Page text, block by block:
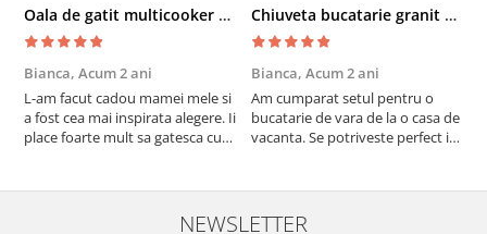
Oala de gatit multicooker 11 functii Instant Pot Pro Crisp 8 + Air Fryer 7.6 lt
Bianca, Acum 2 ani
L-am facut cadou mamei mele si
a fost cea mai inspirata alegere. Ii
place foarte mult sa gatesca cu
cratita...ma gandesc serios sa imi
cumpar si eu! Recomand mult !
Chiuveta bucatarie granit cu finisaj negru perlat/cupru Steingran Art Copper cu dozator si baterie Quadron
Bianca, Acum 2 ani
Am cumparat setul pentru o
bucatarie de vara de la o casa de
vacanta. Se potriveste perfect in
buna, recomand cu drag !
NEWSLETTER